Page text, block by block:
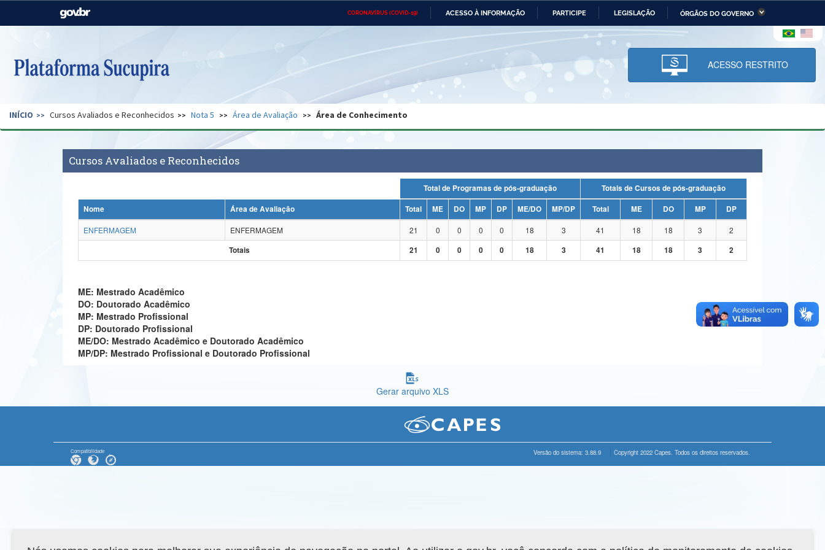
CORONAVÍRUS (COVID-19) ACESSO À INFORMAÇÃO PARTICIPE LEGISLAÇÃO ÓRGÃOS DO GOVERNO
Casa Civil Ministério das Relações Ministério da Economia Ministério da Infraestrutura
Pecuária e Abastecimento
Ministério da Ciência,
Tecnologia, Inovações e
Comunicações
Ministério do Desenvolvimento
Regional e dos Direitos Humanos
Secretaria de Governo Gabinete de Segurança Advocacia-Geral da União Banco Central do Brasil Planalto
ACESSO RESTRITO
INÍCIO Cursos Avaliados e Reconhecidos Nota 5 Área de Avaliação Área de Conhecimento
Cursos Avaliados e Reconhecidos
Total de Programas de pós-graduação
Totais de Cursos de pós-graduação
Nome
Área de Avaliação Total ME DO MP DP ME/DO MP/DP Total ME DO MP
DP
ENFERMAGEM
ENFERMAGEM 21 0 0 0 0 18 3 41 18 18 3
2
Totais
21 0 0 0 0 18 3 41 18 18 3 2
ME: Mestrado Acadêmico
DO: Doutorado Acadêmico
MP: Mestrado Profissional
DP: Doutorado Profissional
ME/DO: Mestrado Acadêmico e Doutorado Acadêmico
MP/DP: Mestrado Profissional e Doutorado Profissional
Gerar arquivo XLS
Compatibilidade Versão do sistema: 3.88.9 Copyright 2022 Capes. Todos os direitos reservados.